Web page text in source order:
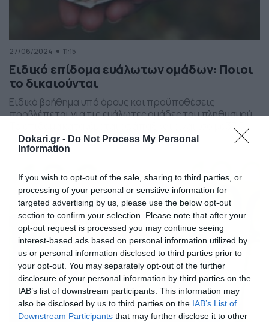
Dokari.gr - Do Not Process My Personal
Information
If you wish to opt-out of the sale, sharing to third parties, or
processing of your personal or sensitive information for
targeted advertising by us, please use the below opt-out
section to confirm your selection. Please note that after your
opt-out request is processed you may continue seeing
interest-based ads based on personal information utilized by
us or personal information disclosed to third parties prior to
your opt-out. You may separately opt-out of the further
disclosure of your personal information by third parties on the
IAB’s list of downstream participants. This information may
also be disclosed by us to third parties on the IAB’s List of
Downstream Participants that may further disclose it to other
27/06/2024 11:15
Ειδικό επίδομα ευάλωτων ομάδων: Ποιοι
το δικαιούνται
Ειδικό βοήθημα υπό όρους και προϋποθέσεις
προβλέπεται για τις ευάλωτες ομάδες του πληθυσμού.
Το επίδομα κατανέμεται εφάπαξ και είναι ίσο με 37,5
ημερήσια επιδόματα ανεργίας. Με την αναπροσαρμογή
από 1ης Απριλίου 2024 ανέρχεται σε 764,63 € και
μέλος. Δικαιούχοι του Ειδικού Βοηθήματος είναι
ασφαλισμένοι των εξής κατηγοριών: Γονείς […]